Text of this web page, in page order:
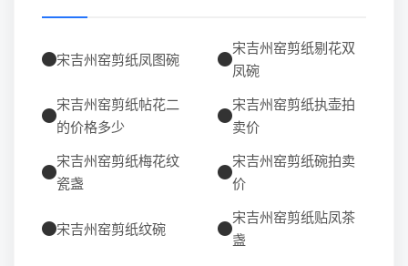
宋吉州窑剪纸凤图碗
宋吉州窑剪纸剔花双
凤碗
宋吉州窑剪纸帖花二
的价格多少
宋吉州窑剪纸执壶拍
卖价
宋吉州窑剪纸梅花纹
瓷盏
宋吉州窑剪纸碗拍卖
价
宋吉州窑剪纸纹碗
宋吉州窑剪纸贴凤茶
盏